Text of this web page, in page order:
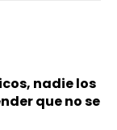
nadie los
que no se